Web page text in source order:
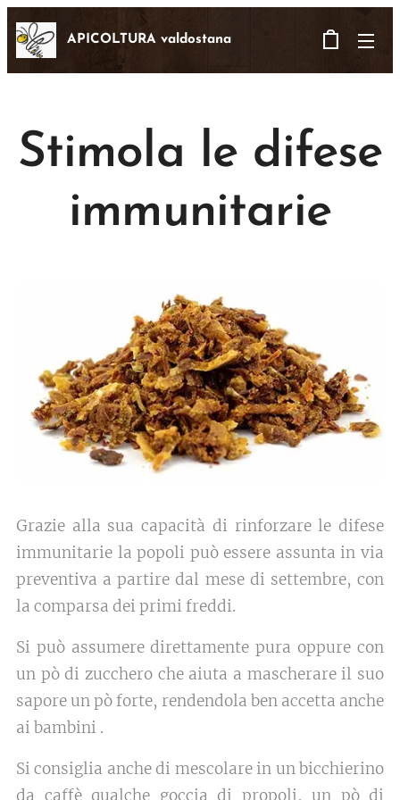
APICOLTURA valdostana
Stimola le difese
immunitarie
Grazie alla sua capacità di rinforzare le difese
immunitarie la popoli può essere assunta in via
preventiva a partire dal mese di settembre, con
la comparsa dei primi freddi.
Si può assumere direttamente pura oppure con
un pò di zucchero che aiuta a mascherare il suo
sapore un pò forte, rendendola ben accetta anche
ai bambini .
Si consiglia anche di mescolare in un bicchierino
da caffè qualche goccia di propoli, un pò di